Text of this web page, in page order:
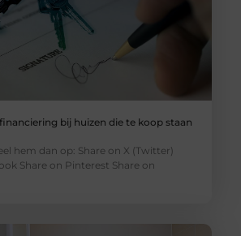
bij huizen die te koop staan
hem dan op: Share on X (Twitter)
Share on Pinterest Share on